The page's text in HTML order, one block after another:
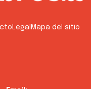
Legal Mapa del sitio